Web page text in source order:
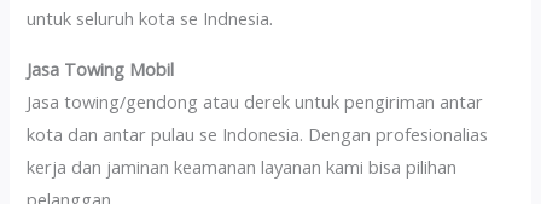
untuk seluruh kota se Indnesia.
Jasa Towing Mobil
Jasa towing/gendong atau derek untuk pengiriman antar
kota dan antar pulau se Indonesia. Dengan profesionalias
kerja dan jaminan keamanan layanan kami bisa pilihan
pelanggan.